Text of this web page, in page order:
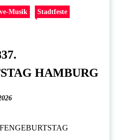
Musik Stadtfeste
HAMBURG